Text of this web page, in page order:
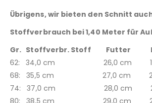
Übrigens, wir bieten den Schnitt auch
Stoffverbrauch bei 1,40 Meter für
Gr. Stoffverbr. Stoff Futter
62: 34,0 cm 26,0 cm
68: 35,5 cm 27,0 cm
74: 37,0 cm 28,0 cm
80: 38,5 cm 29,0 cm